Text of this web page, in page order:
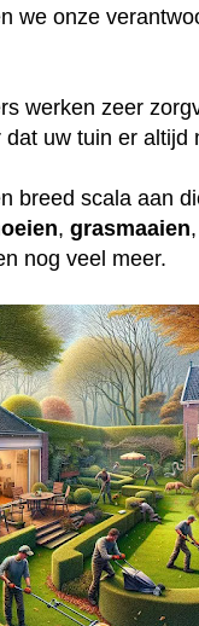
we onze
werken zeer
uw tuin er altijd
breed scala aan
, grasmaaien,
nog veel meer.